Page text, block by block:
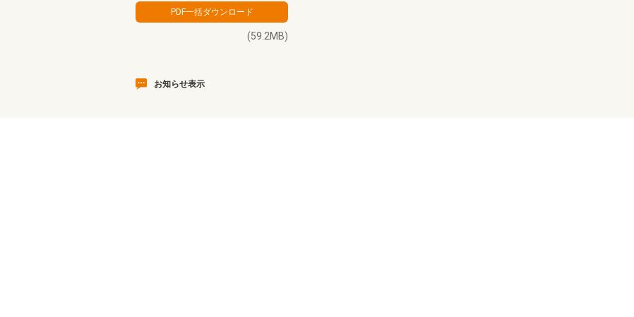
(59.2MB)
お知らせ表示